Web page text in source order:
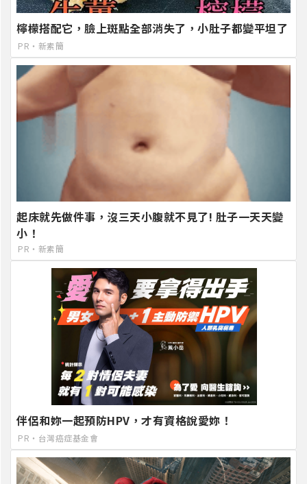
檸檬搭配它，臉上斑點全部消失了，小肚子都變平坦了
PR・新素簡
起床就先做件事，沒三天小腹就不見了! 肚子一天天變
小！
PR・新素簡
伴侶和妳一起預防HPV，才有資格說愛妳！
PR・台灣癌症基金會